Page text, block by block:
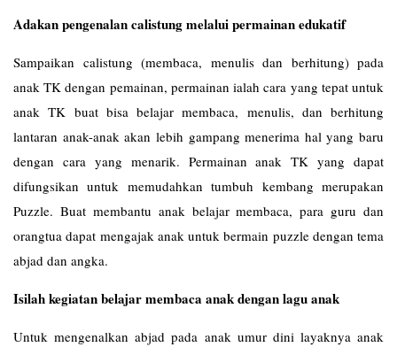
Adakan pengenalan calistung melalui permainan edukatif
Sampaikan calistung (membaca, menulis dan berhitung) pada
anak TK dengan pemainan, permainan ialah cara yang tepat untuk
anak TK buat bisa belajar membaca, menulis, dan berhitung
lantaran anak-anak akan lebih gampang menerima hal yang baru
dengan cara yang menarik. Permainan anak TK yang dapat
difungsikan untuk memudahkan tumbuh kembang merupakan
Puzzle. Buat membantu anak belajar membaca, para guru dan
orangtua dapat mengajak anak untuk bermain puzzle dengan tema
abjad dan angka.
Isilah kegiatan belajar membaca anak dengan lagu anak
Untuk mengenalkan abjad pada anak umur dini layaknya anak